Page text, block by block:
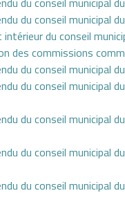
du conseil municipal
du conseil
des commissions
du conseil municipal
du conseil municipal
du conseil municipal
du conseil municipal
du conseil municipal